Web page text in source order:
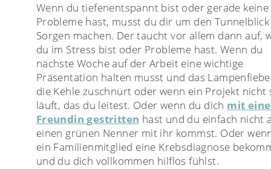
Wenn du tiefenentspannt bist oder gerade keine
Probleme hast, musst du dir um den
Sorgen machen. Der taucht vor allem dann auf,
du im Stress bist oder Probleme hast. Wenn du
nächste Woche auf der Arbeit eine wichtige
Präsentation halten musst und das
die Kehle zuschnürt oder wenn ein Projekt nicht
läuft, das du leitest. Oder wenn du dich mit
Freundin gestritten hast und du einfach nicht
einen grünen Nenner mit ihr kommst. Oder
ein Familienmitglied eine Krebsdiagnose
und du dich vollkommen hilflos fühlst.